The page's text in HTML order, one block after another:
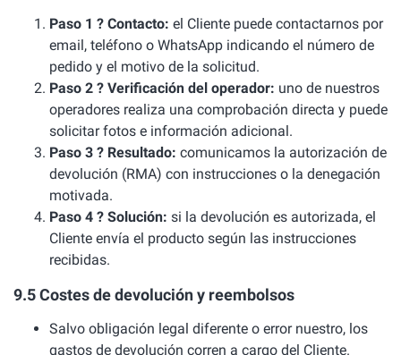
Paso 1 ? Contacto: el Cliente puede contactarnos por
email, teléfono o WhatsApp indicando el número de
pedido y el motivo de la solicitud.
Paso 2 ? Verificación del operador: uno de nuestros
operadores realiza una comprobación directa y puede
solicitar fotos e información adicional.
Paso 3 ? Resultado: comunicamos la autorización de
devolución (RMA) con instrucciones o la denegación
motivada.
Paso 4 ? Solución: si la devolución es autorizada, el
Cliente envía el producto según las instrucciones
recibidas.
9.5 Costes de devolución y reembolsos
Salvo obligación legal diferente o error nuestro, los
gastos de devolución corren a cargo del Cliente.